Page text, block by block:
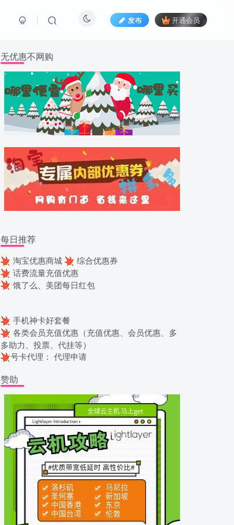
发布 开通会员
无优惠不网购
每日推荐
淘宝优惠商城
综合优惠券
话费流量充值优惠
饿了么、美团每日红包
手机神卡好套餐
各类会员充值优惠（充值优惠、会员优惠、多
多助力、投票、代挂等）
号卡代理： 代理申请
赞助